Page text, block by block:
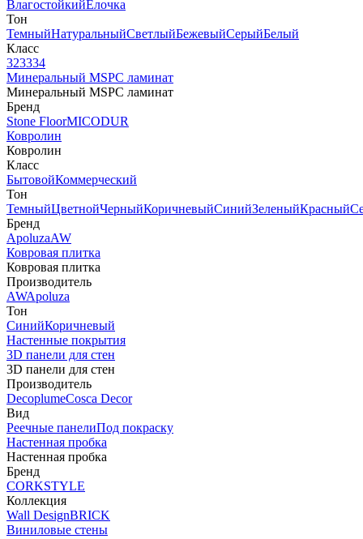
ВлагостойкийЕлочка
Тон
ТемныйНатуральныйСветлыйБежевыйСерыйБелый
Класс
323334
Минеральный MSPC ламинат
Минеральный MSPC ламинат
Бренд
Stone FloorMICODUR
Ковролин
Ковролин
Класс
БытовойКоммерческий
Тон
ТемныйЦветнойЧерныйКоричневыйСинийЗеленыйКрасный
Бренд
ApoluzaAW
Ковровая плитка
Ковровая плитка
Производитель
AWApoluza
Тон
СинийКоричневый
Настенные покрытия
3D панели для стен
3D панели для стен
Производитель
DecoplumeCosca Decor
Вид
Реечные панелиПод покраску
Настенная пробка
Настенная пробка
Бренд
CORKSTYLE
Коллекция
Wall DesignBRICK
Виниловые стены